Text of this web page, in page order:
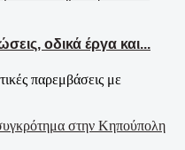
οδικά έργα και...
παρεμβάσεις με